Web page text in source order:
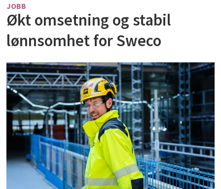
JOBB
Økt omsetning og stabil
lønnsomhet for Sweco